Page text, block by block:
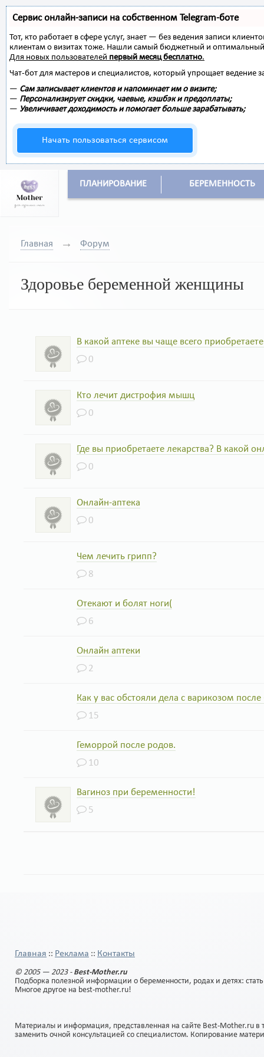
Сервис онлайн-записи на собственном Telegram-боте
Тот, кто работает в сфере услуг, знает — без ведения записи
клиентам о визитах тоже. Нашли самый бюджетный и
Для новых пользователей первый месяц бесплатно.
Чат-бот для мастеров и специалистов, который упрощает ведение
— Сам записывает клиентов и напоминает им о визите;
— Персонализирует скидки, чаевые, кэшбэк и предоплаты;
— Увеличивает доходимость и помогает больше зарабатывать;
Начать пользоваться сервисом
ПЛАНИРОВАНИЕ БЕРЕМЕННОСТЬ
Главная Форум
Здоровье беременной женщины
В какой аптеке вы чаще всего
0
Кто лечит дистрофия мышц
0
Где вы приобретаете лекарства? В какой
0
Онлайн-аптека
0
Чем лечить грипп?
8
Отекают и болят ноги(
6
Онлайн аптеки
2
Как у вас обстояли дела с варикозом
15
Геморрой после родов.
10
Вагиноз при беременности!
5
Главная :: Реклама :: Контакты
© 2005 — 2023 - Best-Mother.ru
Подборка полезной информации о беременности, родах и детях:
Многое другое на best-mother.ru!
Материалы и информация, представленная на сайте Best-Mother.ru
заменить очной консультацией со специалистом. Копирование